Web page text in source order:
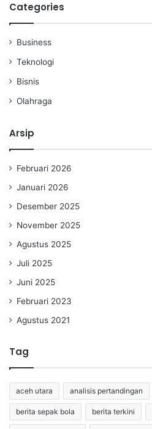
Categories
Business
Teknologi
Bisnis
Olahraga
Arsip
Februari 2026
Januari 2026
Desember 2025
November 2025
Agustus 2025
Juli 2025
Juni 2025
Februari 2023
Agustus 2021
Tag
aceh utara analisis pertandingan
berita sepak bola berita terkini